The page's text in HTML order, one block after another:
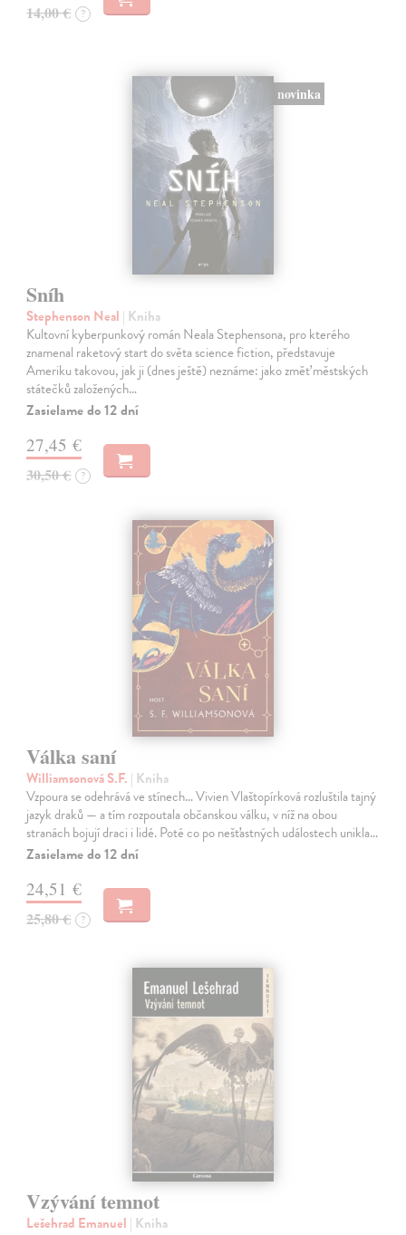
14,00 € ?
novinka
Sníh
Stephenson Neal | Kniha
Kultovní kyberpunkový román Neala Stephensona, pro kterého
znamenal raketový start do světa science fiction, představuje
Ameriku takovou, jak ji (dnes ještě) neznáme: jako změť městských
státečků založených…
Zasielame do 12 dní
27,45 €
30,50 € ?
Válka saní
Williamsonová S.F. | Kniha
Vzpoura se odehrává ve stínech… Vivien Vlaštopírková rozluštila tajný
jazyk draků — a tím rozpoutala občanskou válku, v níž na obou
stranách bojují draci i lidé. Poté co po nešťastných událostech unikla…
Zasielame do 12 dní
24,51 €
25,80 € ?
Vzývání temnot
Lešehrad Emanuel | Kniha